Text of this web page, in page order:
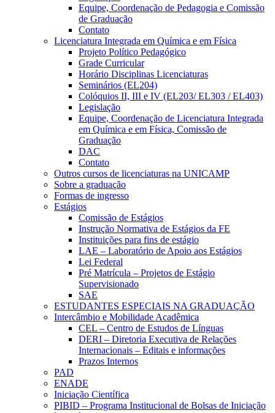
Equipe, Coordenação de Pedagogia e Comissão
de Graduação
Contato
Licenciatura Integrada em Química e em Física
Projeto Político Pedagógico
Grade Curricular
Horário Disciplinas Licenciaturas
Seminários (EL204)
Colóquios II, III e IV (EL203/ EL303 / EL403)
Legislação
Equipe, Coordenação de Licenciatura Integrada
em Química e em Física, Comissão de
Graduação
DAC
Contato
Outros cursos de licenciaturas na UNICAMP
Sobre a graduação
Formas de ingresso
Estágios
Comissão de Estágios
Instrução Normativa de Estágios da FE
Instituições para fins de estágio
LAE – Laboratório de Apoio aos Estágios
Lei Federal
Pré Matrícula – Projetos de Estágio
Supervisionado
SAE
ESTUDANTES ESPECIAIS NA GRADUAÇÃO
Intercâmbio e Mobilidade Acadêmica
CEL – Centro de Estudos de Línguas
DERI – Diretoria Executiva de Relações
Internacionais – Editais e informações
Prazos Internos
PAD
ENADE
Iniciação Científica
PIBID – Programa Institucional de Bolsas de Iniciação